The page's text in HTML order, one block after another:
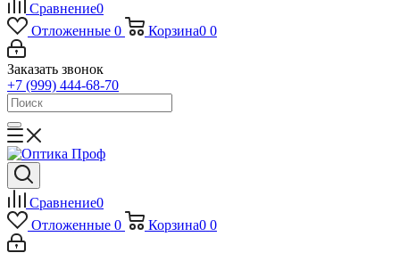
Сравнение0
Отложенные 0 Корзина0 0
Заказать звонок
+7 (999) 444-68-70
Сравнение0
Отложенные 0 Корзина0 0